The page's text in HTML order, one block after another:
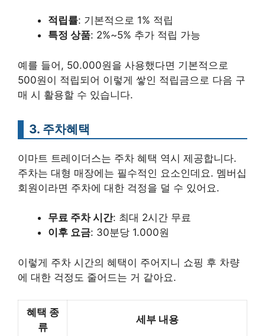
적립률: 기본적으로 1% 적립
특정 상품: 2%~5% 추가 적립 가능
예를 들어, 50.000원을 사용했다면 기본적으로
500원이 적립되어 이렇게 쌓인 적립금으로 다음 구
매 시 활용할 수 있습니다.
3. 주차혜택
이마트 트레이더스는 주차 혜택 역시 제공합니다.
주차는 대형 매장에는 필수적인 요소인데요. 멤버십
회원이라면 주차에 대한 걱정을 덜 수 있어요.
무료 주차 시간: 최대 2시간 무료
이후 요금: 30분당 1.000원
이렇게 주차 시간의 혜택이 주어지니 쇼핑 후 차량
에 대한 걱정도 줄어드는 거 같아요.
혜택 종
류
세부 내용